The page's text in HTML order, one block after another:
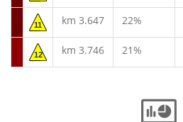
11 km 3.647 22%
12 km 3.746 21%